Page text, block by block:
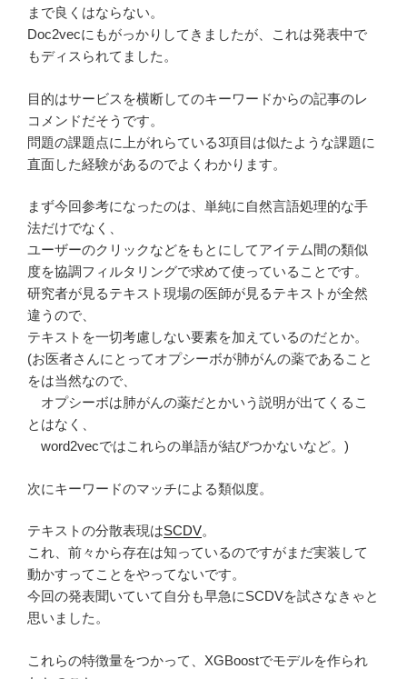
まで良くはならない。
Doc2vecにもがっかりしてきましたが、これは発表中で
もディスられてました。
目的はサービスを横断してのキーワードからの記事のレ
コメンドだそうです。
問題の課題点に上がれらている3項目は似たような課題に
直面した経験があるのでよくわかります。
まず今回参考になったのは、単純に自然言語処理的な手
法だけでなく、
ユーザーのクリックなどをもとにしてアイテム間の類似
度を協調フィルタリングで求めて使っていることです。
研究者が見るテキスト現場の医師が見るテキストが全然
違うので、
テキストを一切考慮しない要素を加えているのだとか。
(お医者さんにとってオプシーボが肺がんの薬であること
をは当然なので、
オプシーボは肺がんの薬だとかいう説明が出てくるこ
とはなく、
word2vecではこれらの単語が結びつかないなど。)
次にキーワードのマッチによる類似度。
テキストの分散表現はSCDV。
これ、前々から存在は知っているのですがまだ実装して
動かすってことをやってないです。
今回の発表聞いていて自分も早急にSCDVを試さなきゃと
思いました。
これらの特徴量をつかって、XGBoostでモデルを作られ